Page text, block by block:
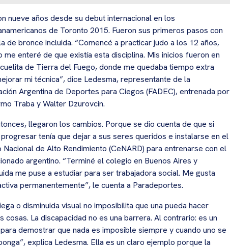
nueve años desde su debut internacional en los
de Toronto 2015. Fueron sus primeros pasos con
de bronce incluida. “Comencé a practicar judo a los 12 años,
me enteré de que existía esta disciplina. Mis inicios fueron en
de Tierra del Fuego, donde me quedaba tiempo extra
mi técnica”, dice Ledesma, representante de la
Argentina de Deportes para Ciegos (FADEC), entrenada por
Traba y Walter Dzurovcin.
llegaron los cambios. Porque se dio cuenta de que si
tenía que dejar a sus seres queridos e instalarse en el
Nacional de Alto Rendimiento (CeNARD) para entrenarse con el
argentino. “Terminé el colegio en Buenos Aires y
me puse a estudiar para ser trabajadora social. Me gusta
permanentemente”, le cuenta a Paradeportes.
o disminuida visual no imposibilita que una pueda hacer
cosas. La discapacidad no es una barrera. Al contrario: es un
demostrar que nada es imposible siempre y cuando uno se
explica Ledesma. Ella es un claro ejemplo porque la